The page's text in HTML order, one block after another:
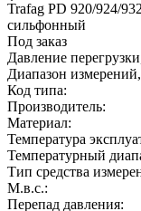
Trafag PD 920/924/
сильфонный
Под заказ
Давление
Диапазон
Код типа:
Производитель:
Материал:
Температура
Температурный
Тип средства
М.в.с.:
Перепад давления: